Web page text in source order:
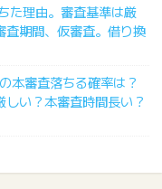
た理由。審査基準は厳
査期間、仮審査。借り換
本審査落ちる確率は？
い？本審査時間長い？